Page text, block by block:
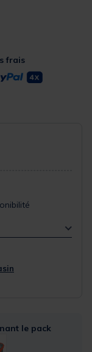
frais
le pack